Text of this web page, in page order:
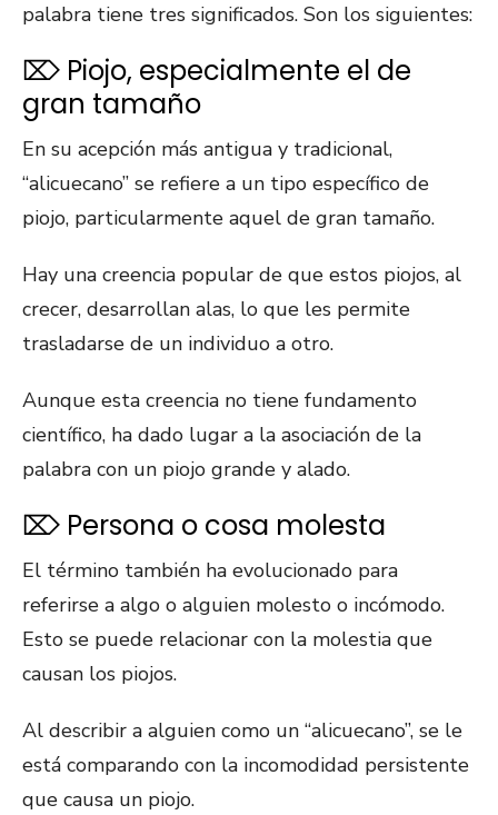
palabra tiene tres significados. Son los siguientes:
⌦ Piojo, especialmente el de
gran tamaño
En su acepción más antigua y tradicional,
“alicuecano” se refiere a un tipo específico de
piojo, particularmente aquel de gran tamaño.
Hay una creencia popular de que estos piojos, al
crecer, desarrollan alas, lo que les permite
trasladarse de un individuo a otro.
Aunque esta creencia no tiene fundamento
científico, ha dado lugar a la asociación de la
palabra con un piojo grande y alado.
⌦ Persona o cosa molesta
El término también ha evolucionado para
referirse a algo o alguien molesto o incómodo.
Esto se puede relacionar con la molestia que
causan los piojos.
Al describir a alguien como un “alicuecano”, se le
está comparando con la incomodidad persistente
que causa un piojo.